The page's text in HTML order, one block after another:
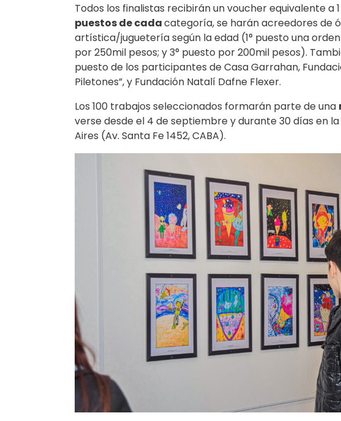
Todos los finalistas recibirán un voucher equivalente a
puestos de cadacategoría, se harán acreedores de
artística/juguetería según la edad (1° puesto una
por 250mil pesos; y 3° puesto por 200mil pesos).
puesto de los participantes de Casa Garrahan,
Piletones”, y Fundación Natalí Dafne Flexer.
Los 100 trabajos seleccionados formarán parte de una
verse desde el 4 de septiembre y durante 30 días en
Aires (Av. Santa Fe 1452, CABA).